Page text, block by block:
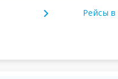
Рейсы